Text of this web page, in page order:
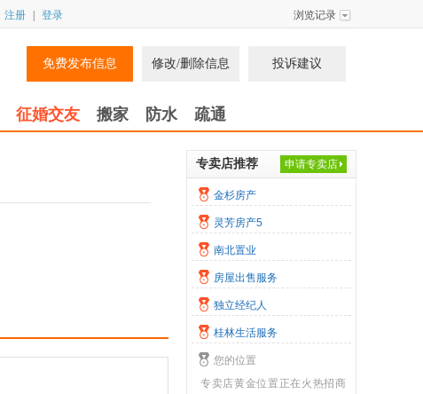
浏览记录
注册 登录
免费发布信息 修改/删除信息 投诉建议
征婚交友 搬家 防水 疏通
专卖店推荐 申请专卖店
金杉房产
灵芳房产5
南北置业
房屋出售服务
独立经纪人
桂林生活服务
您的位置
专卖店黄金位置正在火热招商